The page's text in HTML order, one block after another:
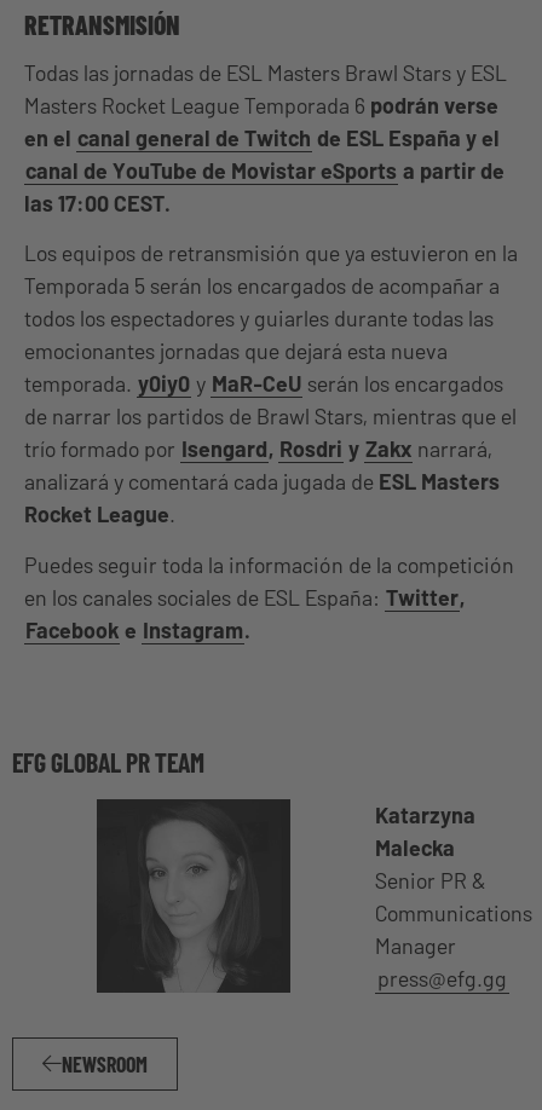
RETRANSMISIÓN
Todas las jornadas de ESL Masters Brawl Stars y ESL
Masters Rocket League Temporada 6 podrán verse
en el canal general de Twitch de ESL España y el
canal de YouTube de Movistar eSports a partir de
las 17:00 CEST.
Los equipos de retransmisión que ya estuvieron en la
Temporada 5 serán los encargados de acompañar a
todos los espectadores y guiarles durante todas las
emocionantes jornadas que dejará esta nueva
temporada. y0iy0 y MaR-CeU serán los encargados
de narrar los partidos de Brawl Stars, mientras que el
trío formado por Isengard, Rosdri y Zakx narrará,
analizará y comentará cada jugada de ESL Masters
Rocket League.
Puedes seguir toda la información de la competición
en los canales sociales de ESL España: Twitter,
Facebook e Instagram.
EFG GLOBAL PR TEAM
Katarzyna
Malecka
Senior PR &
Communications
Manager
press@efg.gg
NEWSROOM